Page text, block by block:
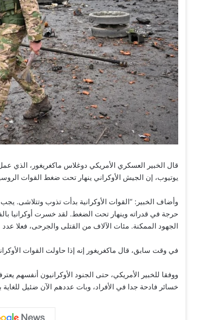
يوتيوب، إن الجيش الأوكراني ينهار تحت ضغط القوات
وأضاف الخبير: “القوات الأوكرانية بدأت تذوب
حرجة في قدراته وينهار تحت الضغط. لقد خسرت أوكرانيا
الجهود الممكنة. مئات الآلاف من القتلى والجرحى، فعلا
في وقت سابق، قال ماكغريغور إنه إذا حاولت القوات
ووفقا للخبير الأمريكي، حتى الجنود الأوكرانيون أنفسهم
خسائر فادحة جدا في الأفراد، وبات عددهم الآن ضئيل